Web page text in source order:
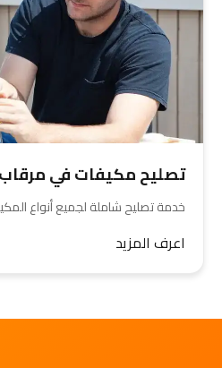
تصليح مكيفات في مرقاب
خدمة تصليح شاملة لجميع أنواع
اعرف المزيد